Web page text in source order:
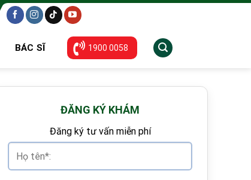
BÁC SĨ 1900 0058
ĐĂNG KÝ KHÁM
Đăng ký tư vấn miễn phí